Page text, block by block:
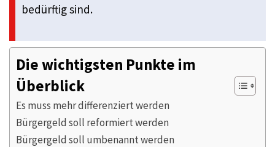
bedürftig sind.
Die wichtigsten Punkte im
Überblick
Es muss mehr differenziert werden
Bürgergeld soll reformiert werden
Bürgergeld soll umbenannt werden